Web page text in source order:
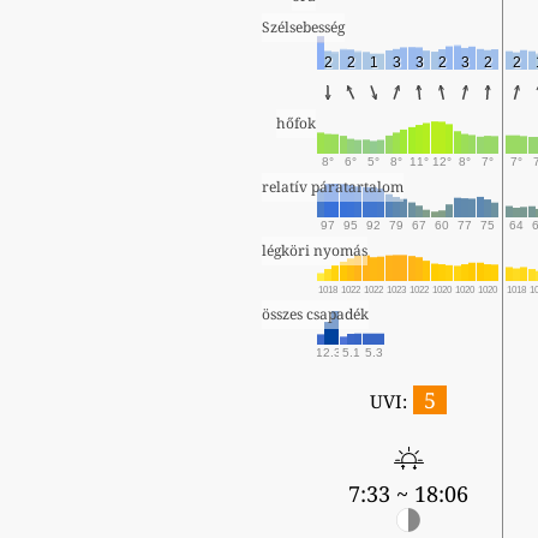
Szélsebesség
2 2 1 3 3 2 3 2 2
hőfok
8° 6° 5° 8° 11° 12° 8° 7° 7°
relatív páratartalom
97 95 92 79 67 60 77 75 64
légköri nyomás
1018 1022 1022 1023 1022 1020 1020 1020 1018
összes csapadék
12.3 5.1 5.3
UVI: 5
7:33 ~ 18:06